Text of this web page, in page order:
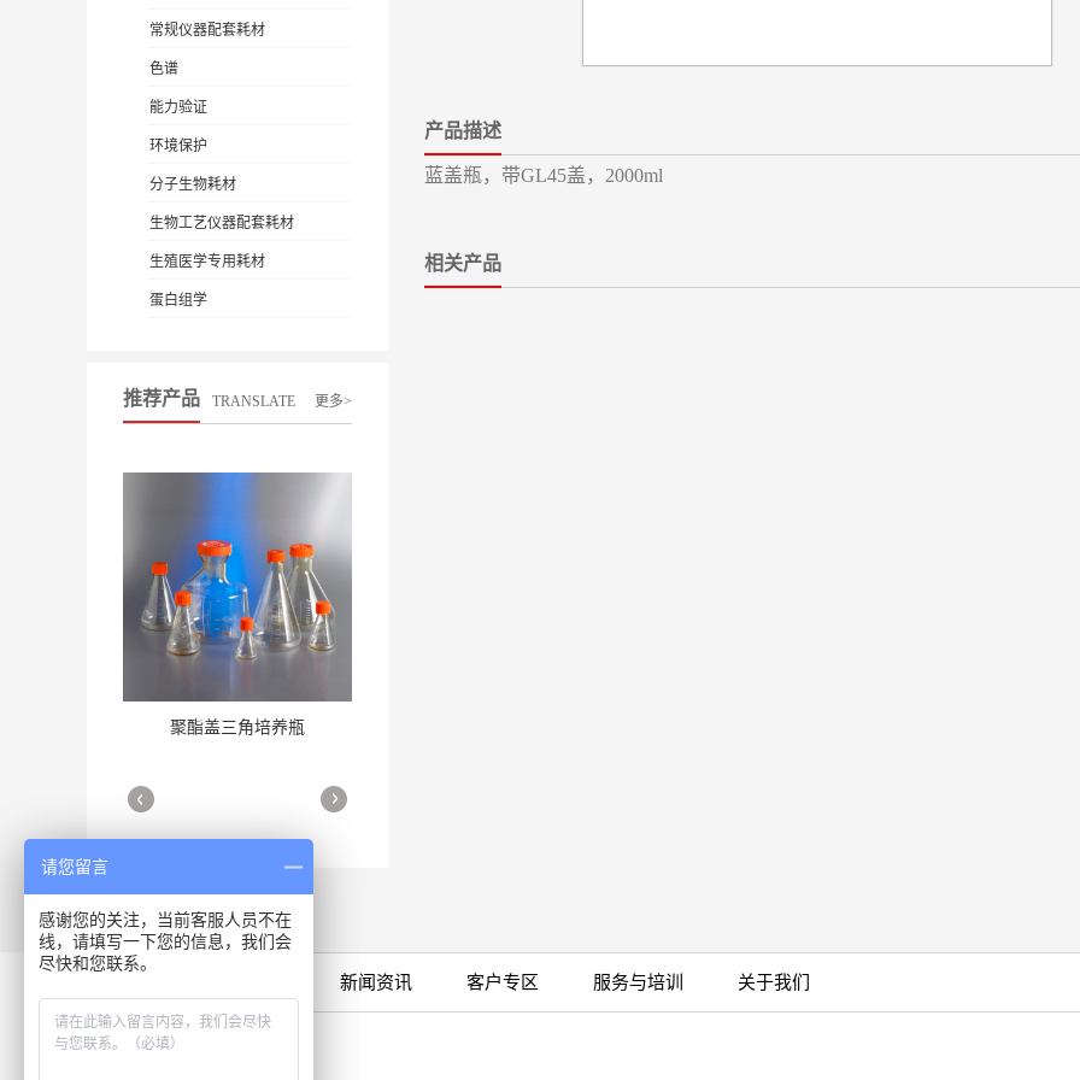
常规仪器配套耗材
色谱
能力验证
环境保护
分子生物耗材
生物工艺仪器配套耗材
生殖医学专用耗材
蛋白组学
推荐产品 TRANSLATE 更多>
聚酯盖三角培养瓶
More
产品描述
蓝盖瓶，带GL45盖，2000ml
相关产品
新闻资讯 客户专区 服务与培训 关于我们
咨询专线
请您留言
感谢您的关注，当前客服人员不在
线，请填写一下您的信息，我们会
尽快和您联系。